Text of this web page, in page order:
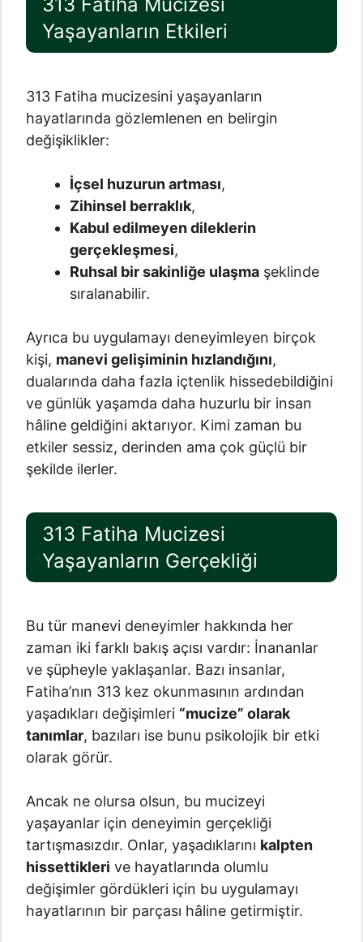
Yaşayanların Etkileri
313 Fatiha mucizesini yaşayanların
hayatlarında gözlemlenen en belirgin
değişiklikler:
İçsel huzurun artması,
Zihinsel berraklık,
Kabul edilmeyen dileklerin
gerçekleşmesi,
Ruhsal bir sakinliğe ulaşma şeklinde
sıralanabilir.
Ayrıca bu uygulamayı deneyimleyen birçok
kişi, manevi gelişiminin hızlandığını,
dualarında daha fazla içtenlik hissedebildiğini
ve günlük yaşamda daha huzurlu bir insan
hâline geldiğini aktarıyor. Kimi zaman bu
etkiler sessiz, derinden ama çok güçlü bir
şekilde ilerler.
313 Fatiha Mucizesi
Yaşayanların Gerçekliği
Bu tür manevi deneyimler hakkında her
zaman iki farklı bakış açısı vardır: İnananlar
ve şüpheyle yaklaşanlar. Bazı insanlar,
Fatiha’nın 313 kez okunmasının ardından
yaşadıkları değişimleri “mucize” olarak
tanımlar, bazıları ise bunu psikolojik bir etki
olarak görür.
Ancak ne olursa olsun, bu mucizeyi
yaşayanlar için deneyimin gerçekliği
tartışmasızdır. Onlar, yaşadıklarını kalpten
hissettikleri ve hayatlarında olumlu
değişimler gördükleri için bu uygulamayı
hayatlarının bir parçası hâline getirmiştir.